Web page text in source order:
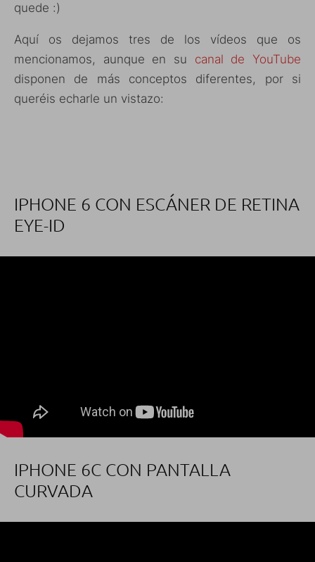
quede :)
Aquí os dejamos tres de los vídeos que os
mencionamos, aunque en su canal de YouTube
disponen de más conceptos diferentes, por si
queréis echarle un vistazo:
IPHONE 6 CON ESCÁNER DE RETINA
EYE-ID
IPHONE 6C CON PANTALLA
CURVADA